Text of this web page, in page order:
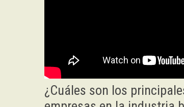
¿Cuáles son los